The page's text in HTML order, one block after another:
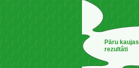
Pāru kaujas
rezultâti